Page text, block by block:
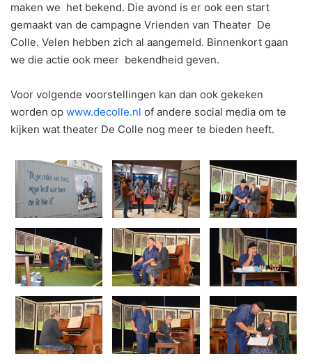
maken we het bekend. Die avond is er ook een start
gemaakt van de campagne Vrienden van Theater De
Colle. Velen hebben zich al aangemeld. Binnenkort gaan
we die actie ook meer bekendheid geven.
Voor volgende voorstellingen kan dan ook gekeken
worden op www.decolle.nl of andere social media om te
kijken wat theater De Colle nog meer te bieden heeft.